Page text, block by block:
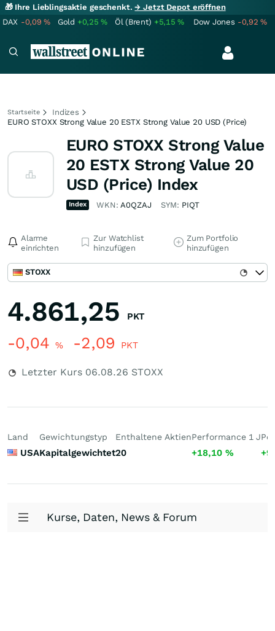
🎁 Ihre Lieblingsaktie geschenkt.→ Jetzt Depot eröffnen
DAX -0,09% Gold +0,25% Öl (Brent) +5,15% Dow Jones -0,92%
Startseite
Indizes
EURO STOXX Strong Value 20 ESTX Strong Value 20 USD (Price)
EURO STOXX Strong Value
20 ESTX Strong Value 20
USD (Price) Index
Index WKN:A0QZAJ SYM: PIQT
Alarme
einrichten
Zur Watchlist
hinzufügen
Zum Portfolio
hinzufügen
STOXX
4.861,25 PKT
-0,04 % -2,09 PKT
Letzter Kurs 06.08.26 STOXX
Land
USA
Gewichtungstyp
Kapitalgewichtet
Enthaltene Aktien
20
Performance 1 J
+18,10 %
Kurse, Daten, News & Forum